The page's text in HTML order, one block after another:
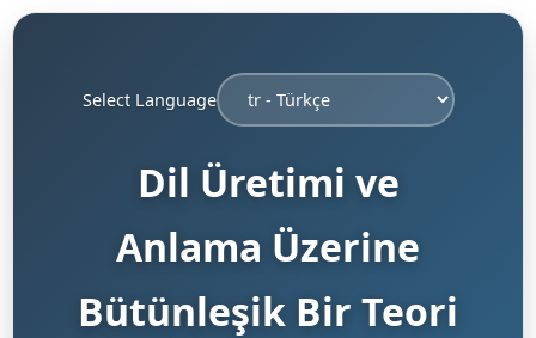
Select Language
Dil Üretimi ve
Anlama Üzerine
Bütünleşik Bir Teori